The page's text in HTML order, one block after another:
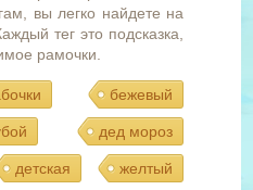
вы легко найдете на
тег это подсказка,
рамочки.
бежевый
дед мороз
детская желтый